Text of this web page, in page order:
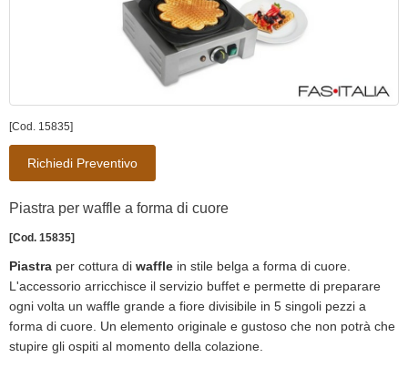
[Cod. 15835]
Richiedi Preventivo
Piastra per waffle a forma di cuore
[Cod. 15835]
Piastra per cottura di waffle in stile belga a forma di cuore.
L'accessorio arricchisce il servizio buffet e permette di preparare
ogni volta un waffle grande a fiore divisibile in 5 singoli pezzi a
forma di cuore. Un elemento originale e gustoso che non potrà che
stupire gli ospiti al momento della colazione.